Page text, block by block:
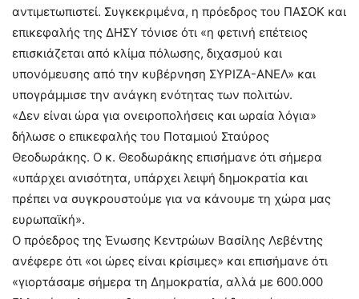
αντιμετωπιστεί. Συγκεκριμένα, η πρόεδρος του ΠΑΣΟΚ και
επικεφαλής της ΔΗΣΥ τόνισε ότι «η φετινή επέτειος
επισκιάζεται από κλίμα πόλωσης, διχασμού και
υπονόμευσης από την κυβέρνηση ΣΥΡΙΖΑ-ΑΝΕΛ» και
υπογράμμισε την ανάγκη ενότητας των πολιτών.
«Δεν είναι ώρα για ονειροπολήσεις και ωραία λόγια»
δήλωσε ο επικεφαλής του Ποταμιού Σταύρος
Θεοδωράκης. Ο κ. Θεοδωράκης επισήμανε ότι σήμερα
«υπάρχει ανισότητα, υπάρχει λειψή δημοκρατία και
πρέπει να συγκρουστούμε για να κάνουμε τη χώρα μας
ευρωπαϊκή».
Ο πρόεδρος της Ένωσης Κεντρώων Βασίλης Λεβέντης
ανέφερε ότι «οι ώρες είναι κρίσιμες» και επισήμανε ότι
«γιορτάσαμε σήμερα τη Δημοκρατία, αλλά με 600.000